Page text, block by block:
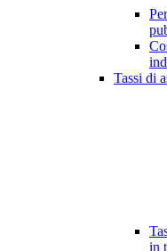
Tassi di
in